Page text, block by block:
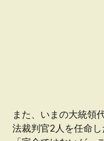
また、いまの大統領
法裁判官2人を任命